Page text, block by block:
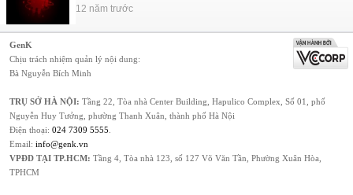
12 năm trước
GenK
Chịu trách nhiệm quản lý nội dung:
Bà Nguyễn Bích Minh
TRỤ SỞ HÀ NỘI: Tầng 22, Tòa nhà Center Building, Hapulico Complex, Số 01, phố
Nguyễn Huy Tưởng, phường Thanh Xuân, thành phố Hà Nội
Điện thoại: 024 7309 5555
Email: info@genk.vn
VPĐD TẠI TP.HCM: Tầng 4, Tòa nhà 123, số 127 Võ Văn Tần, Phường Xuân Hòa,
TPHCM